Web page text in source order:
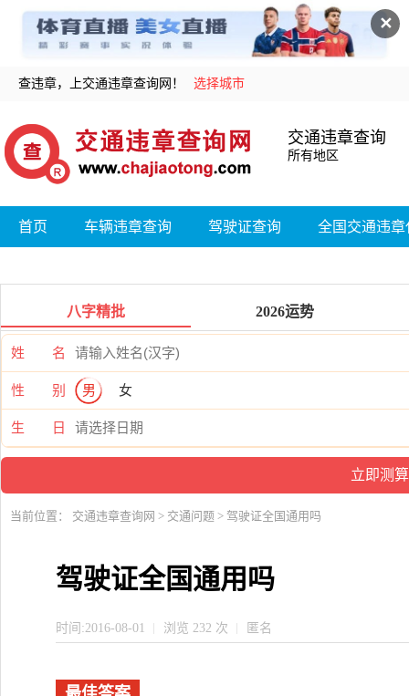
✕
查违章，上交通违章查询网！ 选择城市
交通违章查询
所有地区
首页 车辆违章查询 驾驶证查询 全国交通违
八字精批 2026运势
姓 名
性 别 男 女
生 日
当前位置： 交通违章查询网 > 交通问题 > 驾驶证全国通用吗
驾驶证全国通用吗
时间:2016-08-01 浏览 232 次 匿名